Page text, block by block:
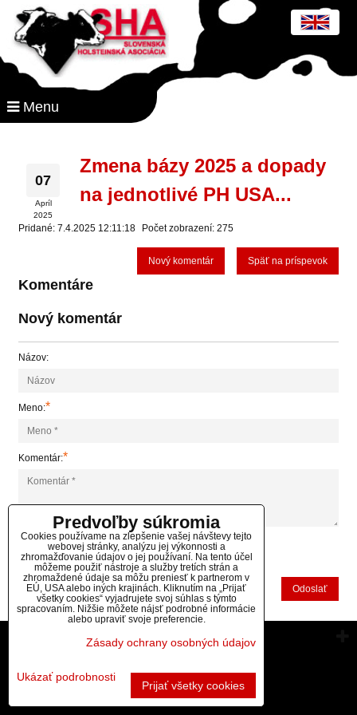
Menu
07
Apríl
2025
Zmena bázy 2025 a dopady
na jednotlivé PH USA...
Pridané: 7.4.2025 12:11:18 Počet zobrazení: 275
Späť na príspevok
Nový komentár
Komentáre
Nový komentár
Názov:
Meno:*
Komentár:*
*(Povinné)
Odoslať
Vytvorené pomocou: BiznisWeb.sk
Predvoľby súkromia
Cookies používame na zlepšenie vašej návštevy tejto
webovej stránky, analýzu jej výkonnosti a
zhromažďovanie údajov o jej používaní. Na tento účel
môžeme použiť nástroje a služby tretích strán a
zhromaždené údaje sa môžu preniesť k partnerom v
EÚ, USA alebo iných krajinách. Kliknutím na „Prijať
všetky cookies“ vyjadrujete svoj súhlas s týmto
spracovaním. Nižšie môžete nájsť podrobné informácie
alebo upraviť svoje preferencie.
Zásady ochrany osobných údajov
Ukázať podrobnosti
Prijať všetky cookies